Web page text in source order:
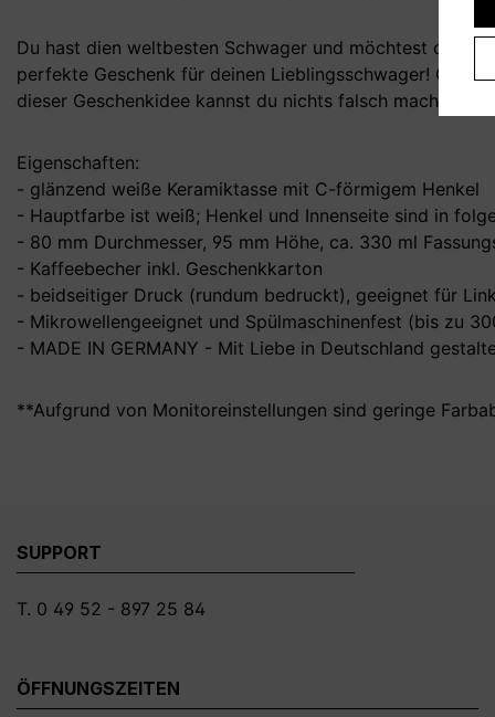
Du hast dien weltbesten Schwager und möchtest dich
perfekte Geschenk für deinen Lieblingsschwager! Ob
dieser Geschenkidee kannst du nichts falsch machen!
Eigenschaften:
- glänzend weiße Keramiktasse mit C-förmigem Henkel
- Hauptfarbe ist weiß; Henkel und Innenseite sind in
- 80 mm Durchmesser, 95 mm Höhe, ca. 330 ml
- Kaffeebecher inkl. Geschenkkarton
- beidseitiger Druck (rundum bedruckt), geeignet für
- Mikrowellengeeignet und Spülmaschinenfest (bis zu
- MADE IN GERMANY - Mit Liebe in Deutschland
**Aufgrund von Monitoreinstellungen sind geringe
SUPPORT
T. 0 49 52 - 897 25 84
ÖFFNUNGSZEITEN